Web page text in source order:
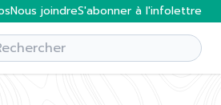
Nous joindreS'abonner à l'infolettre